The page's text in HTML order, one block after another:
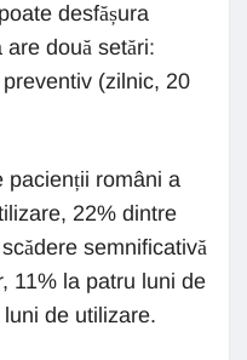
desfășura
două setări:
(zilnic, 20
pacienții români a
22% dintre
semnificativă
11% la patru luni de
de utilizare.